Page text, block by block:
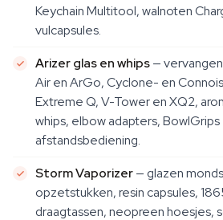
Keychain Multitool, walnoten
vulcapsules.
Arizer glas en whips—
Air en ArGo, Cyclone- en
Extreme Q, V-Tower en XQ2,
whips, elbow adapters,
afstandsbediening.
Storm Vaporizer— glazen
opzetstukken, resin capsules,
draagtassen, neopreen hoesjes,